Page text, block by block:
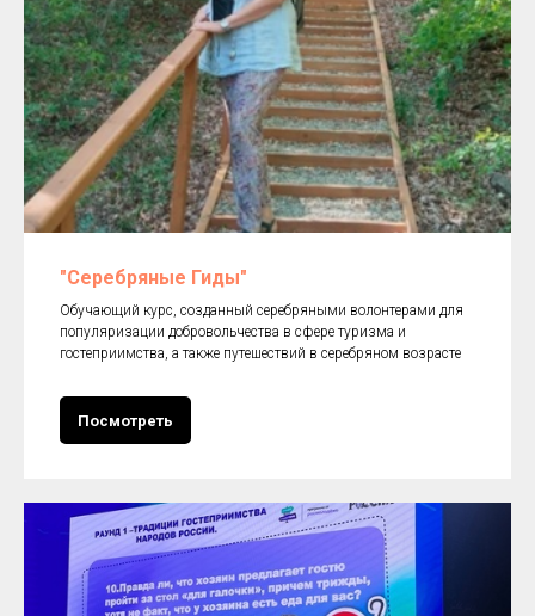
"Серебряные Гиды"
Обучающий курс, созданный серебряными волонтерами для
популяризации добровольчества в сфере туризма и
гостеприимства, а также путешествий в серебряном возрасте
Посмотреть